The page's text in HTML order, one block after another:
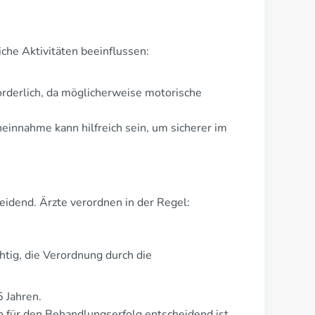
Aktivitäten beeinflussen:
da möglicherweise motorische
kann hilfreich sein, um sicherer im
Ärzte verordnen in der Regel:
die Verordnung durch die